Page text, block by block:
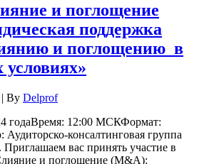
и поглощение
поддержка
и поглощению в
| By Delprof
годаВремя: 12:00 МСКФормат:
консалтинговая группа
вас принять участие в
и поглощение (M&A):